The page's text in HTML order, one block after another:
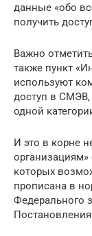
данные «обо
получить
Важно
также пункт
используют
доступ в СМЭВ,
одной
И это в корне
организациям»
которых
прописана в
Федерального